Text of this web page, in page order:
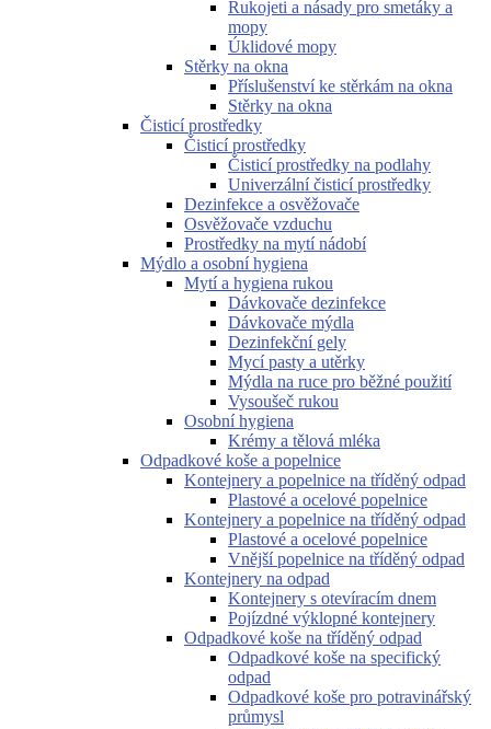
Rukojeti a násady pro smetáky a
mopy
Úklidové mopy
Stěrky na okna
Příslušenství ke stěrkám na okna
Stěrky na okna
Čisticí prostředky
Čisticí prostředky
Čisticí prostředky na podlahy
Univerzální čisticí prostředky
Dezinfekce a osvěžovače
Osvěžovače vzduchu
Prostředky na mytí nádobí
Mýdlo a osobní hygiena
Mytí a hygiena rukou
Dávkovače dezinfekce
Dávkovače mýdla
Dezinfekční gely
Mycí pasty a utěrky
Mýdla na ruce pro běžné použití
Vysoušeč rukou
Osobní hygiena
Krémy a tělová mléka
Odpadkové koše a popelnice
Kontejnery a popelnice na tříděný odpad
Plastové a ocelové popelnice
Kontejnery a popelnice na tříděný odpad
Plastové a ocelové popelnice
Vnější popelnice na tříděný odpad
Kontejnery na odpad
Kontejnery s otevíracím dnem
Pojízdné výklopné kontejnery
Odpadkové koše na tříděný odpad
Odpadkové koše na specifický
odpad
Odpadkové koše pro potravinářský
průmysl